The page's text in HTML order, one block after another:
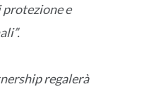
e
regalerà